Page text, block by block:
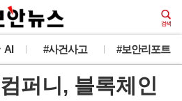
AI #사건사고 #보안리포트
퍼니, 블록체인